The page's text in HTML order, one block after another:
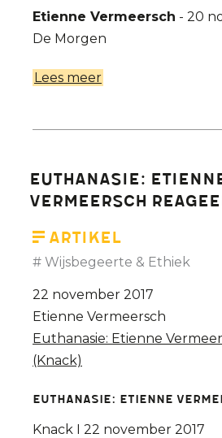
Etienne Vermeersch - 20
De Morgen
Lees meer
Euthanasie:
Vermeersch
Artikel
Wijsbegeerte & Ethiek
22 november 2017
Etienne Vermeersch
Euthanasie: Etienne
(Knack)
Euthanasie: Etienne
Knack I 22 november 2017